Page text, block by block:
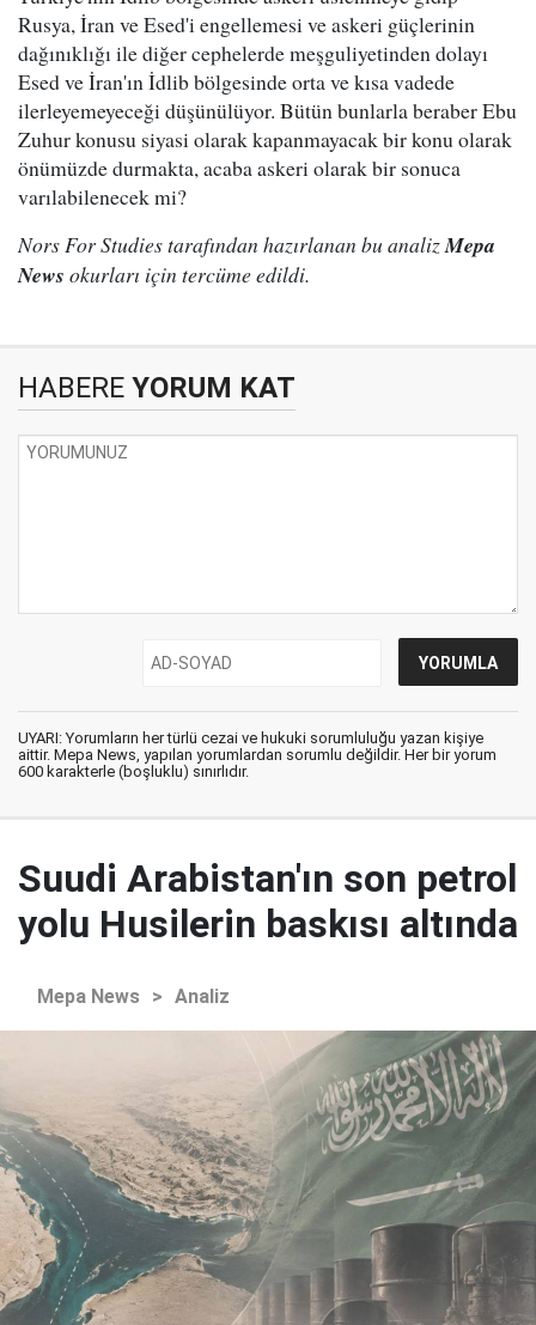
Rusya, İran ve Esed'i engellemesi ve askeri güçlerinin
dağınıklığı ile diğer cephelerde meşguliyetinden dolayı
Esed ve İran'ın İdlib bölgesinde orta ve kısa vadede
ilerleyemeyeceği düşünülüyor. Bütün bunlarla beraber Ebu
Zuhur konusu siyasi olarak kapanmayacak bir konu olarak
önümüzde durmakta, acaba askeri olarak bir sonuca
varılabilenecek mi?
Nors For Studies tarafından hazırlanan bu analizMepa
News okurları için tercüme edildi.
HABERE YORUM KAT
UYARI: Yorumların her türlü cezai ve hukuki sorumluluğu yazan kişiye
aittir. Mepa News, yapılan yorumlardan sorumlu değildir. Her bir yorum
600 karakterle (boşluklu) sınırlıdır.
Suudi Arabistan'ın son petrol
yolu Husilerin baskısı altında
Mepa News > Analiz